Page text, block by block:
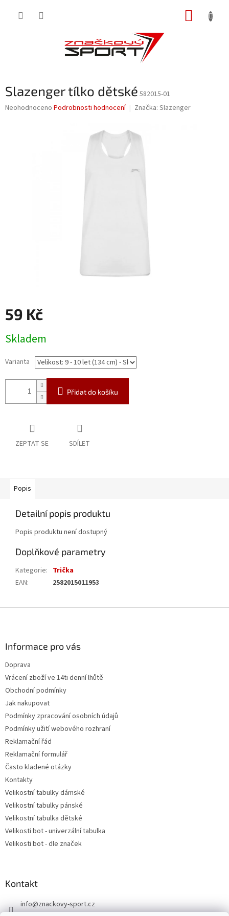
Slazenger tílko dětské 582015-01
Průměrné
Neohodnoceno Podrobnosti hodnocení Značka: Slazenger
59 Kč
cena:
Skladem
Varianta
Přidat do košíku
ZEPTAT SE SDÍLET
Popis
Detailní popis produktu
Popis produktu není dostupný
Doplňkové parametry
Kategorie: Trička
EAN: 2582015011953
Informace pro vás
Doprava
Vrácení zboží ve 14ti denní lhůtě
Obchodní podmínky
Jak nakupovat
Podmínky zpracování osobních údajů
Podmínky užití webového rozhraní
Reklamační řád
Reklamační formulář
Často kladené otázky
Kontakty
Velikostní tabulky dámské
Velikostní tabulky pánské
Velikostní tabulka dětské
Velikosti bot - univerzální tabulka
Velikosti bot - dle značek
Kontakt
info@znackovy-sport.cz